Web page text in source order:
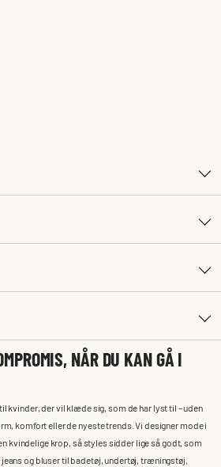
NÅR DU KAN GÅ I
kvinder, der vil klæde sig, som de har lyst til – uden
komfort eller de nyeste trends. Vi designer mode i
kvindelige krop, så styles sidder lige så godt, som
og bluser til badetøj, undertøj, træningstøj,